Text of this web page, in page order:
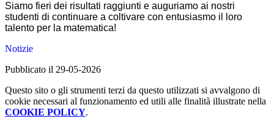
Siamo fieri dei risultati raggiunti e auguriamo ai nostri
studenti di continuare a coltivare con entusiasmo il loro
talento per la matematica!
Notizie
Pubblicato il 29-05-2026
Questo sito o gli strumenti terzi da questo utilizzati si avvalgono di
cookie necessari al funzionamento ed utili alle finalità illustrate nella
COOKIE POLICY.